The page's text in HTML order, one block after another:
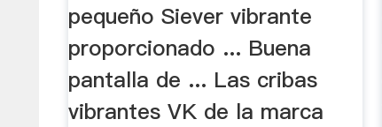
pequeño Siever vibrante
proporcionado ... Buena
pantalla de ... Las cribas
vibrantes VK de la marca